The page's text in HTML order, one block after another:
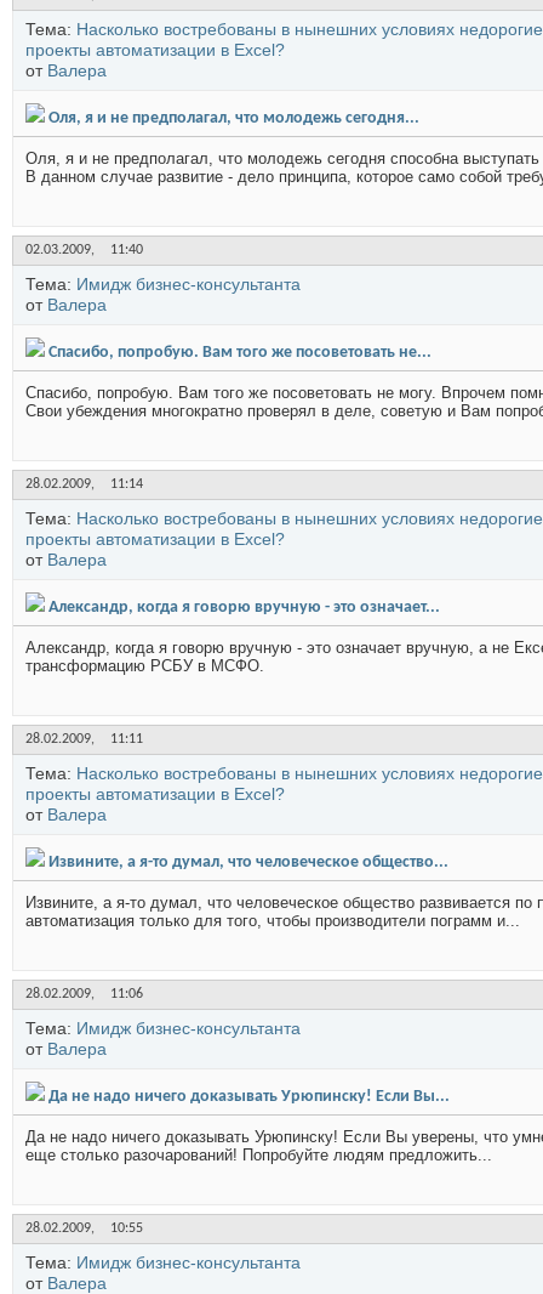
Тема: Насколько востребованы в нынешних условиях недорогие
проекты автоматизации в Excel?
от Валера
Оля, я и не предполагал, что молодежь сегодня...
Оля, я и не предполагал, что молодежь сегодня способна выступать
В данном случае развитие - дело принципа, которое само собой
02.03.2009, 11:40
Тема: Имидж бизнес-консультанта
от Валера
Спасибо, попробую. Вам того же посоветовать не...
Спасибо, попробую. Вам того же посоветовать не могу. Впрочем
Свои убеждения многократно проверял в деле, советую и Вам
28.02.2009, 11:14
Тема: Насколько востребованы в нынешних условиях недорогие
проекты автоматизации в Excel?
от Валера
Александр, когда я говорю вручную - это означает...
Александр, когда я говорю вручную - это означает вручную, а не
трансформацию РСБУ в МСФО.
28.02.2009, 11:11
Тема: Насколько востребованы в нынешних условиях недорогие
проекты автоматизации в Excel?
от Валера
Извините, а я-то думал, что человеческое общество...
Извините, а я-то думал, что человеческое общество развивается
автоматизация только для того, чтобы производители пограмм и...
28.02.2009, 11:06
Тема: Имидж бизнес-консультанта
от Валера
Да не надо ничего доказывать Урюпинску! Если Вы...
Да не надо ничего доказывать Урюпинску! Если Вы уверены, что
еще столько разочарований! Попробуйте людям предложить...
28.02.2009, 10:55
Тема: Имидж бизнес-консультанта
от Валера